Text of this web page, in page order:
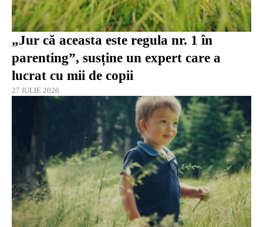
„Jur că aceasta este regula nr. 1 în
parenting”, susține un expert care a
lucrat cu mii de copii
27 IULIE 2026